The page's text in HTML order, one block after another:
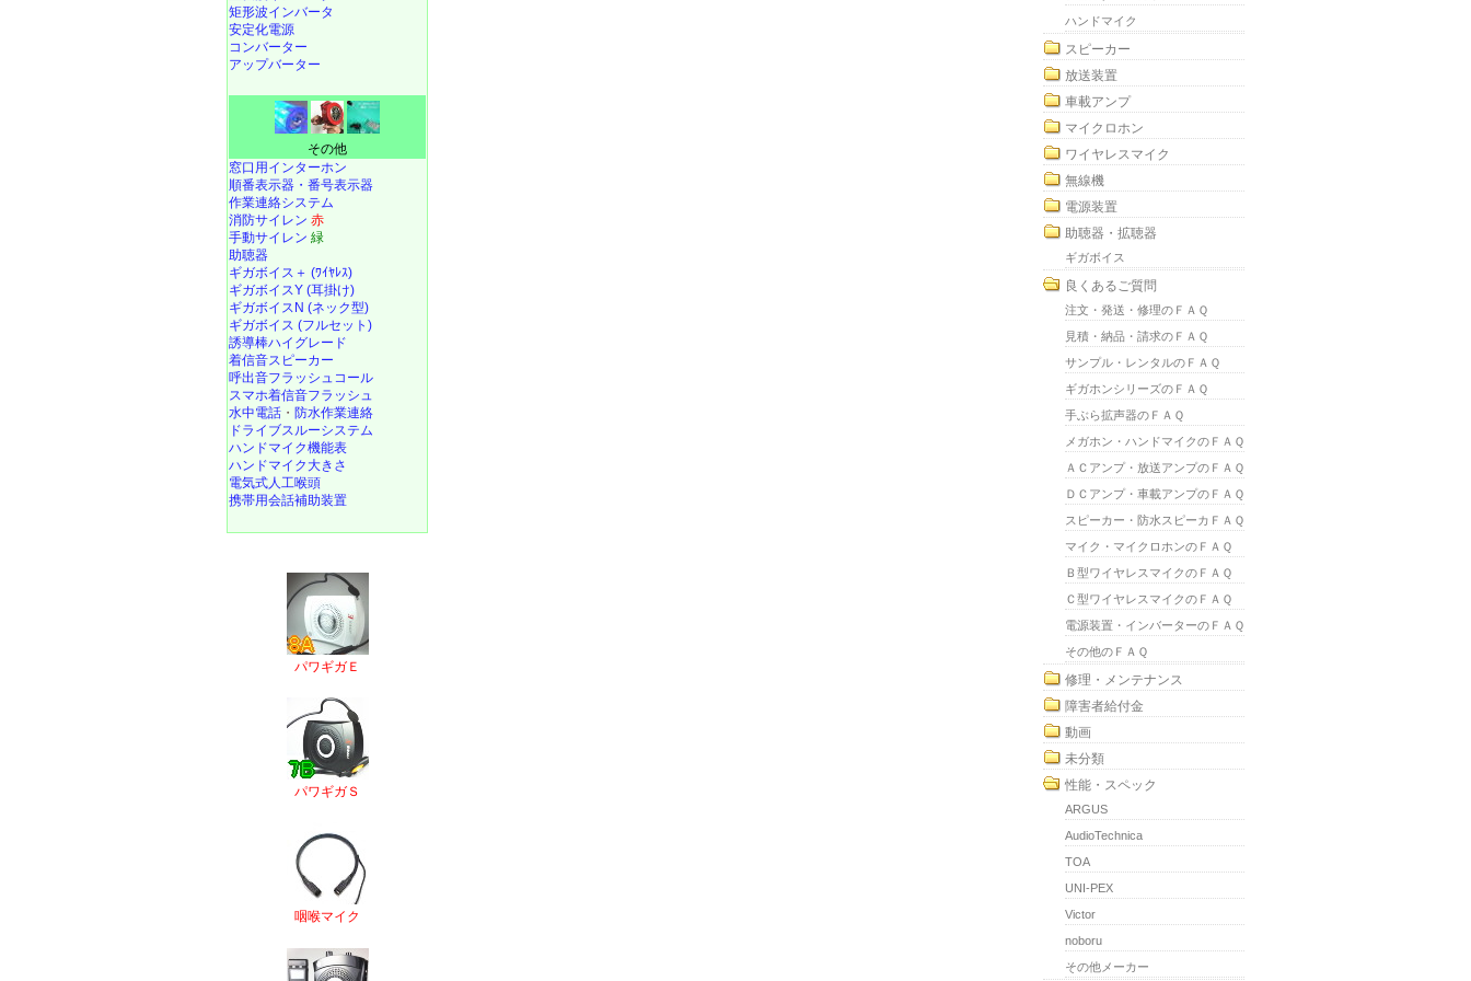
矩形波インバータ
安定化電源
コンバーター
アップバーター
その他
窓口用インターホン
順番表示器・番号表示器
作業連絡システム
消防サイレン 赤
手動サイレン 緑
助聴器
ギガボイス＋ (ﾜｲﾔﾚｽ)
ギガボイスY (耳掛け)
ギガボイスN (ネック型)
ギガボイス (フルセット)
誘導棒ハイグレード
着信音スピーカー
呼出音フラッシュコール
スマホ着信音フラッシュ
水中電話 ・ 防水作業連絡
ドライブスルーシステム
ハンドマイク機能表
ハンドマイク大きさ
電気式人工喉頭
携帯用会話補助装置
パワギガＥ
パワギガＳ
咽喉マイク
ハンドマイク
スピーカー
放送装置
車載アンプ
マイクロホン
ワイヤレスマイク
無線機
電源装置
助聴器・拡聴器
ギガボイス
良くあるご質問
注文・発送・修理のＦＡＱ
見積・納品・請求のＦＡＱ
サンプル・レンタルのＦＡＱ
ギガホンシリーズのＦＡＱ
手ぶら拡声器のＦＡＱ
メガホン・ハンドマイクのＦＡＱ
ＡＣアンプ・放送アンプのＦＡＱ
ＤＣアンプ・車載アンプのＦＡＱ
スピーカー・防水スピーカＦＡＱ
マイク・マイクロホンのＦＡＱ
Ｂ型ワイヤレスマイクのＦＡＱ
Ｃ型ワイヤレスマイクのＦＡＱ
電源装置・インバーターのＦＡＱ
その他のＦＡＱ
修理・メンテナンス
障害者給付金
動画
未分類
性能・スペック
ARGUS
AudioTechnica
TOA
UNI-PEX
Victor
noboru
その他メーカー